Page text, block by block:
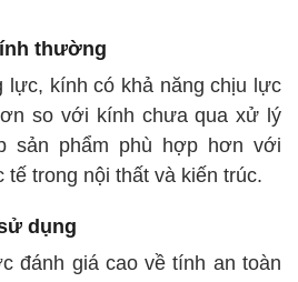
thường
kính có khả năng chịu lực
so với kính chưa qua xử lý
sản phẩm phù hợp hơn với
tế trong nội thất và kiến trúc.
dụng
đánh giá cao về tính an toàn